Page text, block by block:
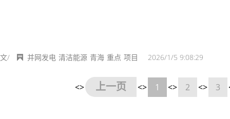
文/ 2026/1/5 9:08:29
并网发电 清洁能源 青海 重点 项目
<> 上一页 <> 1 <> 2 <> 3